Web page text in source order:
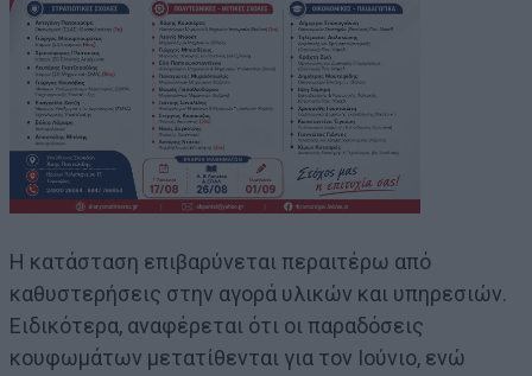
Η κατάσταση επιβαρύνεται περαιτέρω από
καθυστερήσεις στην αγορά υλικών και υπηρεσιών.
Ειδικότερα, αναφέρεται ότι οι παραδόσεις
κουφωμάτων μετατίθενται για τον Ιούνιο, ενώ